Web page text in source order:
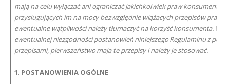
mają na celu wyłączać ani ograniczać jakichkolwiek praw konsumentów
przysługujących im na mocy bezwzględnie wiążących przepisów
ewentualne wątpliwości należy tłumaczyć na korzyść konsumenta. W
ewentualnej niezgodności postanowień niniejszego Regulaminu z
przepisami, pierwszeństwo mają te przepisy i należy je stosować.
1. POSTANOWIENIA OGÓLNE